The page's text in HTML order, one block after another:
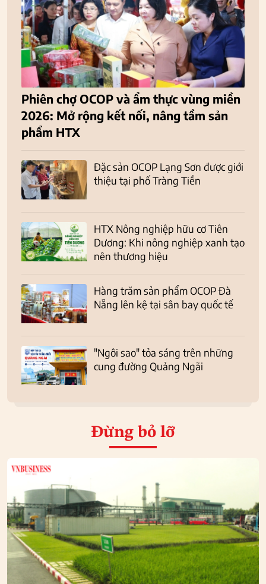
Phiên chợ OCOP và ẩm thực vùng miền
2026: Mở rộng kết nối, nâng tầm sản
phẩm HTX
Đặc sản OCOP Lạng Sơn được giới
thiệu tại phố Tràng Tiền
HTX Nông nghiệp hữu cơ Tiên
Dương: Khi nông nghiệp xanh tạo
nên thương hiệu
Hàng trăm sản phẩm OCOP Đà
Nẵng lên kệ tại sân bay quốc tế
"Ngôi sao" tỏa sáng trên những
cung đường Quảng Ngãi
Đừng bỏ lỡ